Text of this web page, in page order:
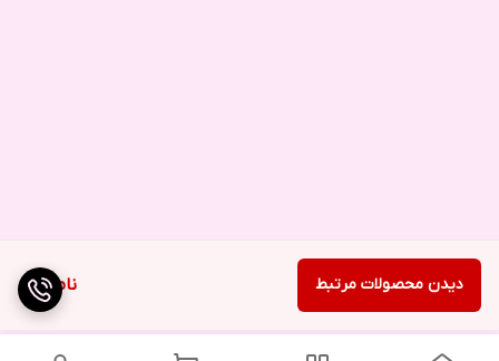
ناموجود دیدن محصولات مرتبط